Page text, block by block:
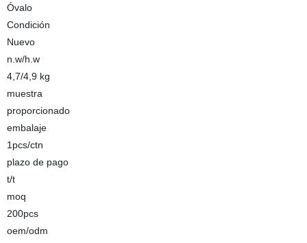
Óvalo
Condición
Nuevo
n.w/h.w
4,7/4,9 kg
muestra
proporcionado
embalaje
1pcs/ctn
plazo de pago
t/t
moq
200pcs
oem/odm